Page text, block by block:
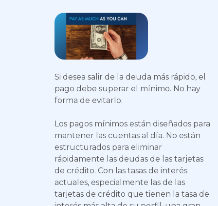
Si desea salir de la deuda más rápido, el
pago debe superar el mínimo. No hay
forma de evitarlo.
Los pagos mínimos están diseñados para
mantener las cuentas al día. No están
estructurados para eliminar
rápidamente las deudas de las tarjetas
de crédito. Con las tasas de interés
actuales, especialmente las de las
tarjetas de crédito que tienen la tasa de